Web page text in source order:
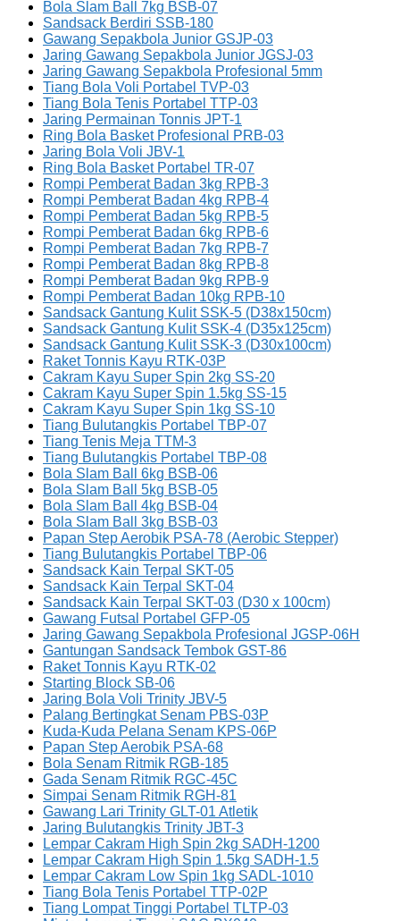
Bola Slam Ball 7kg BSB-07
Sandsack Berdiri SSB-180
Gawang Sepakbola Junior GSJP-03
Jaring Gawang Sepakbola Junior JGSJ-03
Jaring Gawang Sepakbola Profesional 5mm
Tiang Bola Voli Portabel TVP-03
Tiang Bola Tenis Portabel TTP-03
Jaring Permainan Tonnis JPT-1
Ring Bola Basket Profesional PRB-03
Jaring Bola Voli JBV-1
Ring Bola Basket Portabel TR-07
Rompi Pemberat Badan 3kg RPB-3
Rompi Pemberat Badan 4kg RPB-4
Rompi Pemberat Badan 5kg RPB-5
Rompi Pemberat Badan 6kg RPB-6
Rompi Pemberat Badan 7kg RPB-7
Rompi Pemberat Badan 8kg RPB-8
Rompi Pemberat Badan 9kg RPB-9
Rompi Pemberat Badan 10kg RPB-10
Sandsack Gantung Kulit SSK-5 (D38x150cm)
Sandsack Gantung Kulit SSK-4 (D35x125cm)
Sandsack Gantung Kulit SSK-3 (D30x100cm)
Raket Tonnis Kayu RTK-03P
Cakram Kayu Super Spin 2kg SS-20
Cakram Kayu Super Spin 1.5kg SS-15
Cakram Kayu Super Spin 1kg SS-10
Tiang Bulutangkis Portabel TBP-07
Tiang Tenis Meja TTM-3
Tiang Bulutangkis Portabel TBP-08
Bola Slam Ball 6kg BSB-06
Bola Slam Ball 5kg BSB-05
Bola Slam Ball 4kg BSB-04
Bola Slam Ball 3kg BSB-03
Papan Step Aerobik PSA-78 (Aerobic Stepper)
Tiang Bulutangkis Portabel TBP-06
Sandsack Kain Terpal SKT-05
Sandsack Kain Terpal SKT-04
Sandsack Kain Terpal SKT-03 (D30 x 100cm)
Gawang Futsal Portabel GFP-05
Jaring Gawang Sepakbola Profesional JGSP-06H
Gantungan Sandsack Tembok GST-86
Raket Tonnis Kayu RTK-02
Starting Block SB-06
Jaring Bola Voli Trinity JBV-5
Palang Bertingkat Senam PBS-03P
Kuda-Kuda Pelana Senam KPS-06P
Papan Step Aerobik PSA-68
Bola Senam Ritmik RGB-185
Gada Senam Ritmik RGC-45C
Simpai Senam Ritmik RGH-81
Gawang Lari Trinity GLT-01 Atletik
Jaring Bulutangkis Trinity JBT-3
Lempar Cakram High Spin 2kg SADH-1200
Lempar Cakram High Spin 1.5kg SADH-1.5
Lempar Cakram Low Spin 1kg SADL-1010
Tiang Bola Tenis Portabel TTP-02P
Tiang Lompat Tinggi Portabel TLTP-03